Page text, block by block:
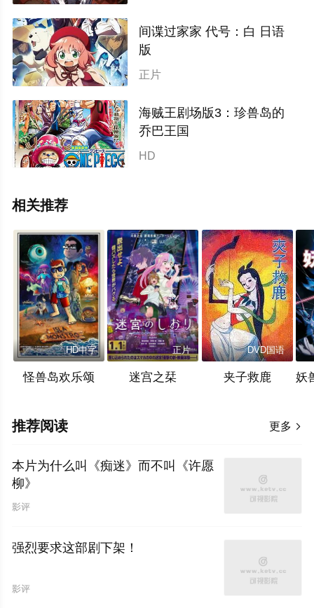
间谍过家家 代号：白 日语
版
类型：喜剧,动画,动画片,动漫
正片
海贼王剧场版3：珍兽岛的
乔巴王国
类型：动画,冒险,奇幻,动作,喜
HD
相关推荐
HD中字
怪兽岛欢乐颂
正片
迷宫之栞
DVD国语
夹子救鹿
更多 
推荐阅读
本片为什么叫《痴迷》而不叫《许愿
柳》
影评
强烈要求这部剧下架！
影评